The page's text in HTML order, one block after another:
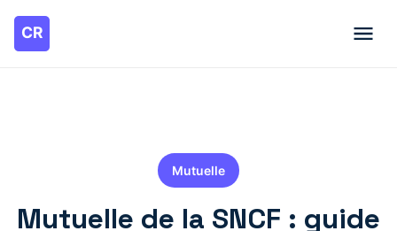
Mutuelle
Mutuelle de la SNCF : guide